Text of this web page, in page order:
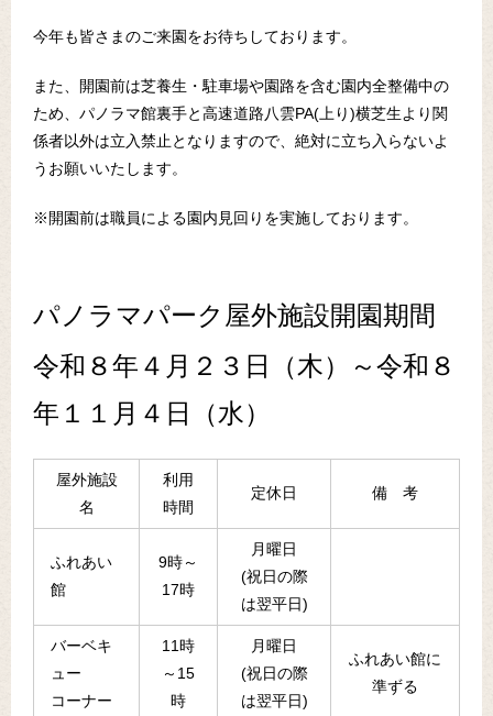
今年も皆さまのご来園をお待ちしております。
また、開園前は芝養生・駐車場や園路を含む園内全整備中の
ため、パノラマ館裏手と高速道路八雲PA(上り)横芝生より関
係者以外は立入禁止となりますので、絶対に立ち入らないよ
うお願いいたします。
※開園前は職員による園内見回りを実施しております。
パノラマパーク屋外施設開園期間
令和８年４月２３日（木）～令和８
年１１月４日（水）
屋外施設
名
利用
時間
定休日 備 考
ふれあい
館
9時～
17時
月曜日
(祝日の際
は翌平日)
バーベキ
ュー
コーナー
11時
～15
時
月曜日
(祝日の際
は翌平日)
ふれあい館に
準ずる